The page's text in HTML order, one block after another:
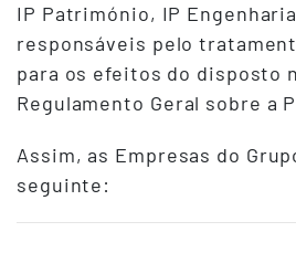
IP Património, IP
responsáveis pelo
para os efeitos do disposto
Regulamento Geral sobre a
Assim, as Empresas do
seguinte: